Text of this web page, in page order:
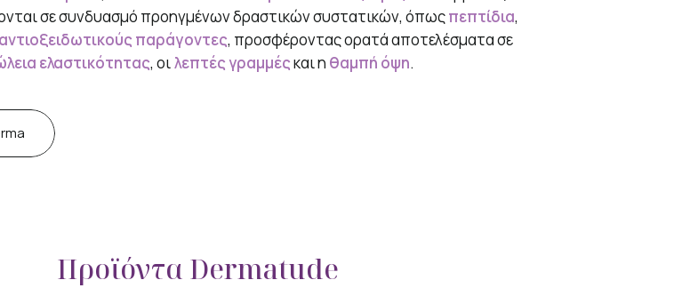
σε συνδυασμό προηγμένων δραστικών συστατικών, όπωςπεπτίδια,
αντιοξειδωτικούς παράγοντες, προσφέροντας ορατά αποτελέσματα σε
ελαστικότητας, οιλεπτές γραμμέςκαι η θαμπή όψη.
Προϊόντα Dermatude